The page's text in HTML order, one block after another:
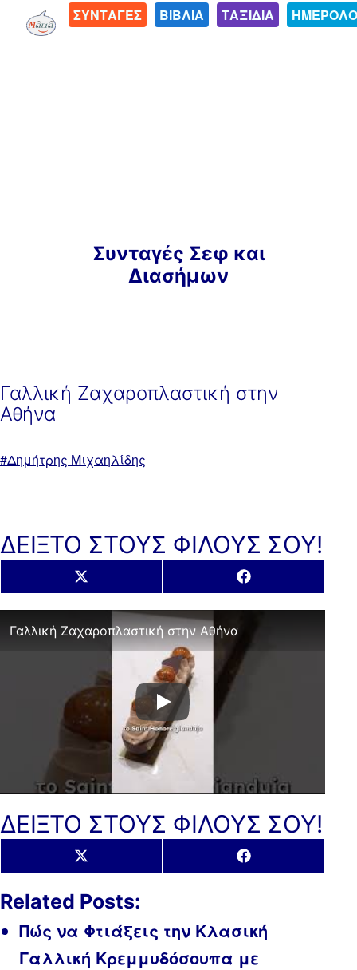
ΣΥΝΤΑΓΕΣ ΒΙΒΛΙΑ ΤΑΞΙΔΙΑ
Συνταγές Σεφ και
Διασήμων
Γαλλική Ζαχαροπλαστική στην
Αθήνα
ΜεΔημήτρης Μιχαηλίδης
ΔΕΙΞΤΟ ΣΤΟΥΣ ΦΙΛΟΥΣ ΣΟΥ!
Share
on
X
(Twitter)
Share
on
Facebook
Γαλλική Ζαχαροπλαστική στην Αθήνα
ΔΕΙΞΤΟ ΣΤΟΥΣ ΦΙΛΟΥΣ ΣΟΥ!
Share
on
X
(Twitter)
Share
on
Facebook
Related Posts:
Πώς να Φτιάξεις την Κλασική
Γαλλική Κρεμμυδόσουπα με